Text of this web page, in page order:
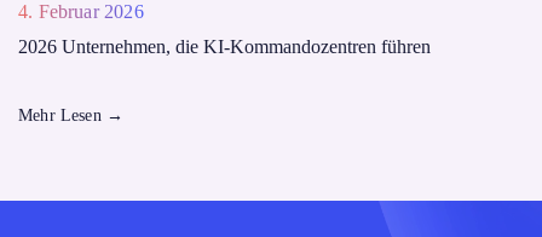
4. Februar 2026
2026 Unternehmen, die KI-Kommandozentren führen
Mehr Lesen →